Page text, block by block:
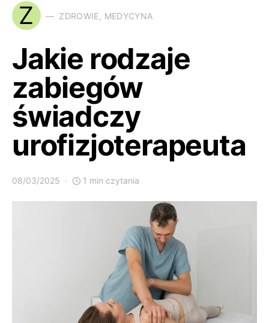
Z ZDROWIE, MEDYCYNA
Jakie rodzaje
zabiegów
świadczy
urofizjoterapeuta
08/03/2025 1 min czytania